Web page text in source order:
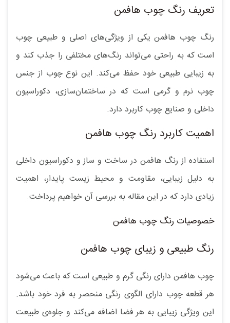
تعریف رنگ چوب هافمن
رنگ چوب هافمن یکی از ویژگی‌های اصلی و طبیعی چوب
است که به راحتی می‌تواند رنگ‌های مختلفی را جذب کند و
به زیبایی طبیعی خود حفظ می‌کند. این نوع چوب از جنس
چوب نرم و گرمی است که در ساختمان‌سازی، دکوراسیون
داخلی و صنایع چوب کاربرد دارد.
اهمیت کاربرد رنگ چوب هافمن
استفاده از رنگ هافمن در ساخت و ساز و دکوراسیون داخلی
به دلیل زیبایی، مقاومت و محیط زیست پایدار، اهمیت
زیادی دارد که در این مقاله به بررسی آن خواهیم پرداخت.
خصوصیات رنگ چوب هافمن
رنگ طبیعی و زیبای چوب هافمن
چوب هافمن دارای رنگی گرم و طبیعی است که باعث می‌شود
هر قطعه چوب دارای الگوی رنگی منحصر به فرد خود باشد.
این ویژگی زیبایی به هر فضا اضافه می‌کند و جلوه‌ی طبیعت